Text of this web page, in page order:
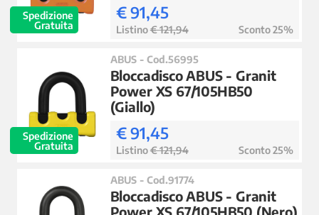
Spedizione
Gratuita
€ 91,45
Listino€ 121,94 Sconto 25%
Spedizione
Gratuita
ABUS - Cod.56995
Bloccadisco ABUS - Granit
Power XS 67/105HB50
(Giallo)
€ 91,45
Listino€ 121,94 Sconto 25%
ABUS - Cod.91774
Bloccadisco ABUS - Granit
Power XS 67/105HB50 (Nero)